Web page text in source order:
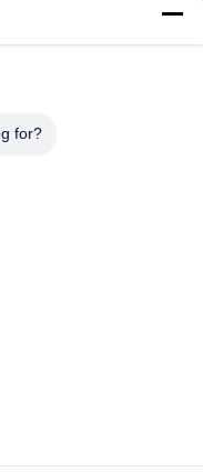
2S1P 6.4V 15AH
LiFePO4 건전지
for?